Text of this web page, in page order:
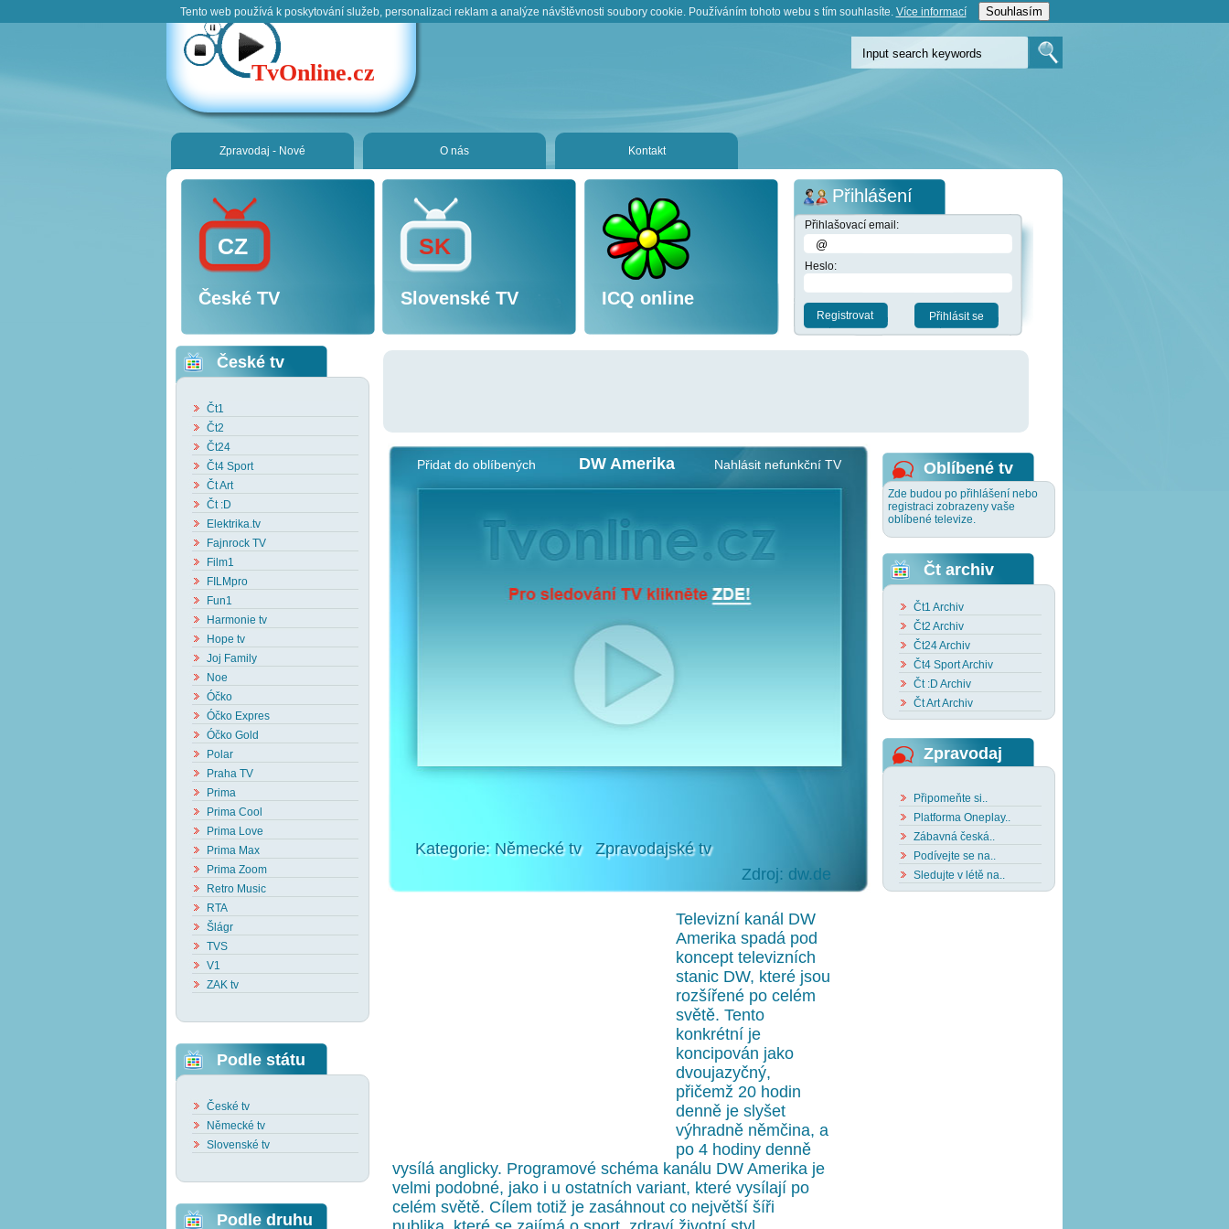
Tento web používá k poskytování služeb, personalizaci reklam a analýze návštěvnosti soubory cookie. Používáním tohoto webu s tím souhlasíte. Více informací­ Souhlasím
TvOnline.cz
Zpravodaj - Nové O nás Kontakt
České TV Slovenské TV ICQ online
CZ SK
Přihlášení
Přihlašovací email:
Heslo:
Registrovat
České tv
Čt1
Čt2
Čt24
Čt4 Sport
Čt Art
Čt :D
Elektrika.tv
Fajnrock TV
Film1
FILMpro
Fun1
Harmonie tv
Hope tv
Joj Family
Noe
Óčko
Óčko Expres
Óčko Gold
Polar
Praha TV
Prima
Prima Cool
Prima Love
Prima Max
Prima Zoom
Retro Music
RTA
Šlágr
TVS
V1
ZAK tv
Podle státu
České tv
Německé tv
Slovenské tv
Podle druhu
Oblíbené tv
Zde budou po přihlášení nebo
registraci zobrazeny vaše
oblíbené televize.
Čt archiv
Čt1 Archiv
Čt2 Archiv
Čt24 Archiv
Čt4 Sport Archiv
Čt :D Archiv
Čt Art Archiv
Zpravodaj
Připomeňte si..
Platforma Oneplay..
Zábavná česká..
Podívejte se na..
Sledujte v létě na..
DW Amerika
Přidat do oblíbených Nahlásit nefunkční TV
Kategorie: Německé tv
Zpravodajské tv
Zdroj: dw.de
Televizní kanál DW
Amerika spadá pod
koncept televizních
stanic DW, které jsou
rozšířené po celém
světě. Tento
konkrétní je
koncipován jako
dvoujazyčný,
přičemž 20 hodin
denně je slyšet
výhradně němčina, a
po 4 hodiny denně
vysílá anglicky. Programové schéma kanálu DW Amerika je
velmi podobné, jako i u ostatních variant, které vysílají po
celém světě. Cílem totiž je zasáhnout co největší šíři